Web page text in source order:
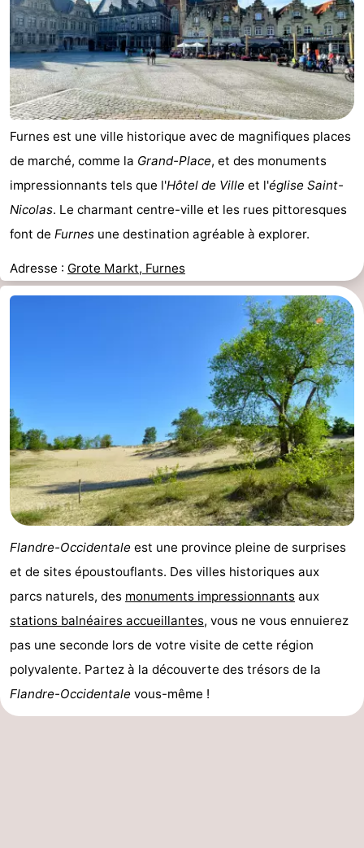
Furnes est une ville historique avec de magnifiques places
de marché, comme la Grand-Place, et des monuments
impressionnants tels que l'Hôtel de Ville et l'église Saint-
Nicolas. Le charmant centre-ville et les rues pittoresques
font de Furnes une destination agréable à explorer.
Adresse : Grote Markt, Furnes
Flandre-Occidentale est une province pleine de surprises
et de sites époustouflants. Des villes historiques aux
parcs naturels, des monuments impressionnants aux
stations balnéaires accueillantes, vous ne vous ennuierez
pas une seconde lors de votre visite de cette région
polyvalente. Partez à la découverte des trésors de la
Flandre-Occidentale vous-même !